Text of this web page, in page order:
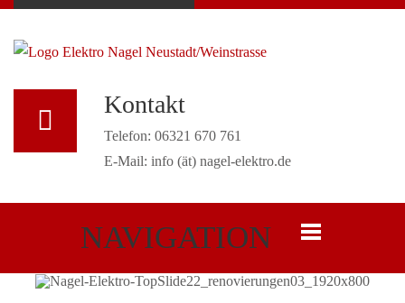
Kontakt
Telefon: 06321 670 761
E-Mail: info (ät) nagel-elektro.de
NAVIGATION